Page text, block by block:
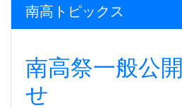
南高トピックス
南高祭一般公
せ